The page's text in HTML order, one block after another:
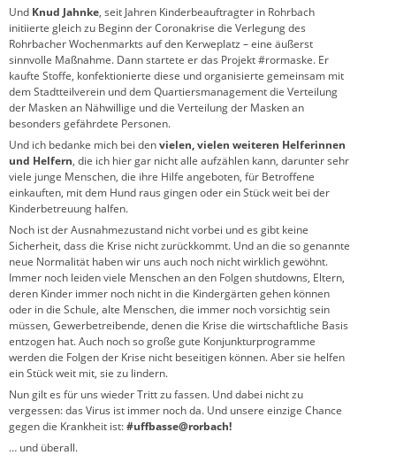
Und Knud Jahnke, seit Jahren Kinderbeauftragter in Rohrbach
initiierte gleich zu Beginn der Coronakrise die Verlegung des
Rohrbacher Wochenmarkts auf den Kerweplatz – eine äußerst
sinnvolle Maßnahme. Dann startete er das Projekt #rormaske. Er
kaufte Stoffe, konfektionierte diese und organisierte gemeinsam mit
dem Stadtteilverein und dem Quartiersmanagement die Verteilung
der Masken an Nähwillige und die Verteilung der Masken an
besonders gefährdete Personen.
Und ich bedanke mich bei denvielen, vielen weiteren Helferinnen
und Helfern, die ich hier gar nicht alle aufzählen kann, darunter sehr
viele junge Menschen, die ihre Hilfe angeboten, für Betroffene
einkauften, mit dem Hund raus gingen oder ein Stück weit bei der
Kinderbetreuung halfen.
Noch ist der Ausnahmezustand nicht vorbei und es gibt keine
Sicherheit, dass die Krise nicht zurückkommt. Und an die so genannte
neue Normalität haben wir uns auch noch nicht wirklich gewöhnt.
Immer noch leiden viele Menschen an den Folgen shutdowns, Eltern,
deren Kinder immer noch nicht in die Kindergärten gehen können
oder in die Schule, alte Menschen, die immer noch vorsichtig sein
müssen, Gewerbetreibende, denen die Krise die wirtschaftliche Basis
entzogen hat. Auch noch so große gute Konjunkturprogramme
werden die Folgen der Krise nicht beseitigen können. Aber sie helfen
ein Stück weit mit, sie zu lindern.
Nun gilt es für uns wieder Tritt zu fassen. Und dabei nicht zu
vergessen: das Virus ist immer noch da. Und unsere einzige Chance
gegen die Krankheit ist:#uffbasse@rorbach!
… und überall.